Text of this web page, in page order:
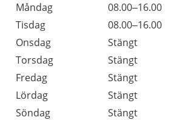
Dag
Öppettider
Kommentarer
Måndag
08.00–16.00
Tisdag
08.00–16.00
Onsdag
Stängt
Torsdag
Stängt
Fredag
Stängt
Lördag
Stängt
Söndag
Stängt